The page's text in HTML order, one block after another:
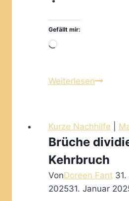
Gefällt mir:
Wird
WeiterlesenRechnen
und
Kurze Nachhilfe
Brüche
Kehrbruch
VonDoreen Fant
202531. Januar